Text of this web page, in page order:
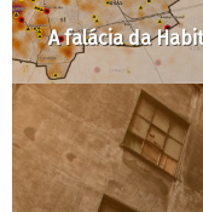
A falácia da